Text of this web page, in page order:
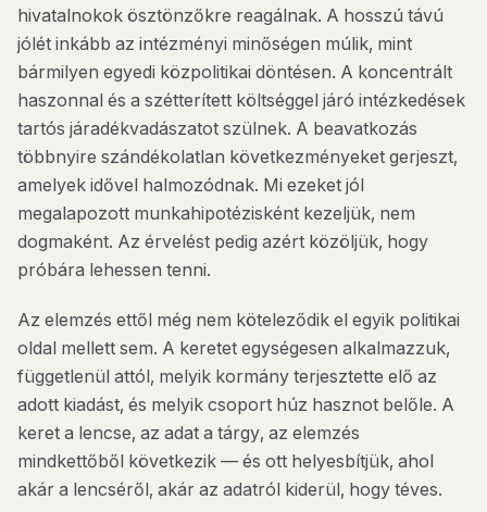
hivatalnokok ösztönzőkre reagálnak. A hosszú távú
jólét inkább az intézményi minőségen múlik, mint
bármilyen egyedi közpolitikai döntésen. A koncentrált
haszonnal és a szétterített költséggel járó intézkedések
tartós járadékvadászatot szülnek. A beavatkozás
többnyire szándékolatlan következményeket gerjeszt,
amelyek idővel halmozódnak. Mi ezeket jól
megalapozott munkahipotézisként kezeljük, nem
dogmaként. Az érvelést pedig azért közöljük, hogy
próbára lehessen tenni.
Az elemzés ettől még nem köteleződik el egyik politikai
oldal mellett sem. A keretet egységesen alkalmazzuk,
függetlenül attól, melyik kormány terjesztette elő az
adott kiadást, és melyik csoport húz hasznot belőle. A
keret a lencse, az adat a tárgy, az elemzés
mindkettőből következik — és ott helyesbítjük, ahol
akár a lencséről, akár az adatról kiderül, hogy téves.